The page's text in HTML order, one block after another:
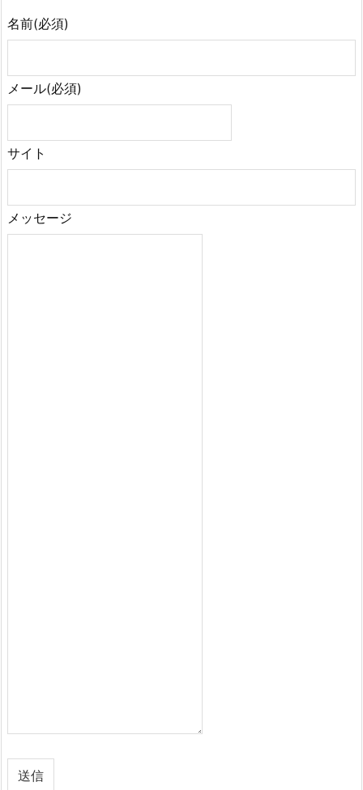
名前(必須)
メール(必須)
サイト
メッセージ
送信